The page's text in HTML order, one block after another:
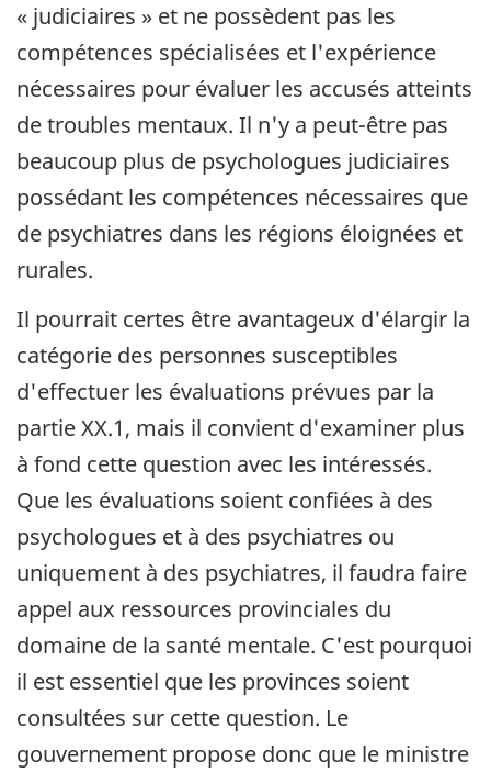
« judiciaires » et ne possèdent pas les
compétences spécialisées et l'expérience
nécessaires pour évaluer les accusés atteints
de troubles mentaux. Il n'y a peut-être pas
beaucoup plus de psychologues judiciaires
possédant les compétences nécessaires que
de psychiatres dans les régions éloignées et
rurales.
Il pourrait certes être avantageux d'élargir la
catégorie des personnes susceptibles
d'effectuer les évaluations prévues par la
partie XX.1, mais il convient d'examiner plus
à fond cette question avec les intéressés.
Que les évaluations soient confiées à des
psychologues et à des psychiatres ou
uniquement à des psychiatres, il faudra faire
appel aux ressources provinciales du
domaine de la santé mentale. C'est pourquoi
il est essentiel que les provinces soient
consultées sur cette question. Le
gouvernement propose donc que le ministre